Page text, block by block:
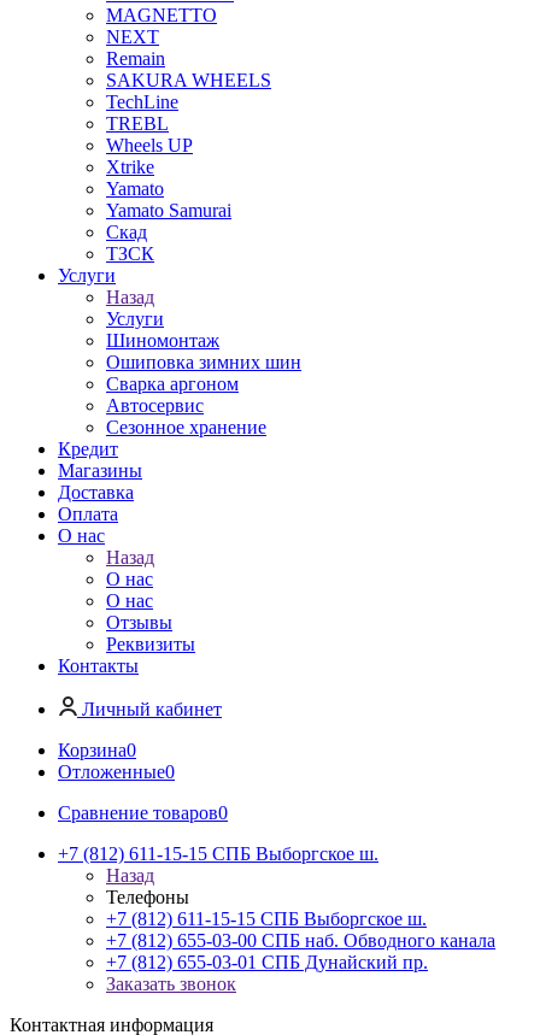
MAGNETTO
NEXT
Remain
SAKURA WHEELS
TechLine
TREBL
Wheels UP
Xtrike
Yamato
Yamato Samurai
Скад
ТЗСК
Услуги
Назад
Услуги
Шиномонтаж
Ошиповка зимних шин
Сварка аргоном
Автосервис
Сезонное хранение
Кредит
Магазины
Доставка
Оплата
О нас
Назад
О нас
О нас
Отзывы
Реквизиты
Контакты
Личный кабинет
Корзина0
Отложенные0
Сравнение товаров0
+7 (812) 611-15-15 СПБ Выборгское ш.
Назад
Телефоны
+7 (812) 611-15-15 СПБ Выборгское ш.
+7 (812) 655-03-00 СПБ наб. Обводного канала
+7 (812) 655-03-01 СПБ Дунайский пр.
Заказать звонок
Контактная информация